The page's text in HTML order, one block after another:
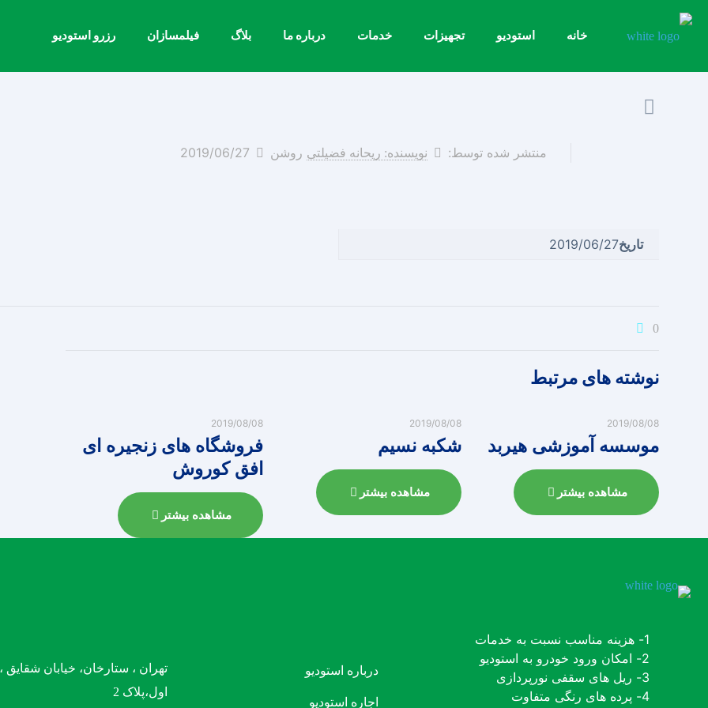
خانه استودیو تجهیزات خدمات درباره ما بلاگ فیلمسازان رزرو استودیو
منتشر شده توسط: نویسنده: ریحانه فضیلتی روشن 2019/06/27
تاریخ2019/06/27
0
نوشته های مرتبط
2019/08/08
موسسه آموزشی هیربد
مشاهده بیشتر
2019/08/08
شکبه نسیم
مشاهده بیشتر
2019/08/08
فروشگاه های زنجیره ای
افق کوروش
مشاهده بیشتر
1- هزینه مناسب نسبت به خدمات
2- امکان ورود خودرو به استودیو
3- ریل های سقفی نورپردازی
4- پرده های رنگی متفاوت
درباره استودیو
اجاره استودیو
تهران ، ستارخان، خیابان
اول،پلاک 2